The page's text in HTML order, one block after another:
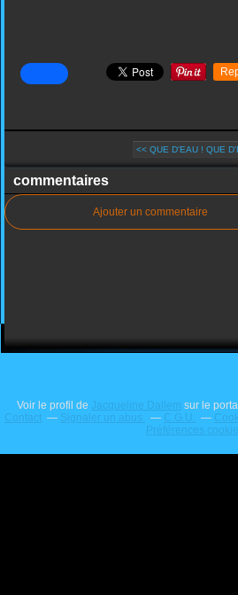
<< QUE D'EAU ! QUE
commentaires
Ajouter un commentaire
Voir le profil de Jacqueline Dallem sur le
Contact
Signaler un abus C.G.U.
Préférences